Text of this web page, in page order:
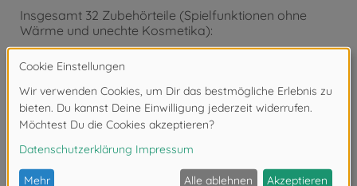
Insgesamt 32 Zubehörteile (Spielfunktionen ohne
Wärme und unechte Kosmetika):
Haartrockner mit Licht- und Soundfunktion sowie 2
unterschiedlichen Aufsätzen, Haarglätteisen mit
mechanischer Funktion, elektronische Spiel-UV-
Nagellampe mit Sound und blauem Licht, Schere,
Kamm, Bürste, Nagellack, Haarreif, Ring, Lidschatten-
Wimperntusche, Quittungen und Kreditkarte.